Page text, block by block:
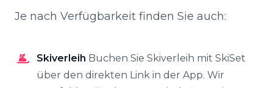
Je nach Verfügbarkeit finden Sie auch:
Skiverleih Buchen Sie Skiverleih mit SkiSet
über den direkten Link in der App. Wir